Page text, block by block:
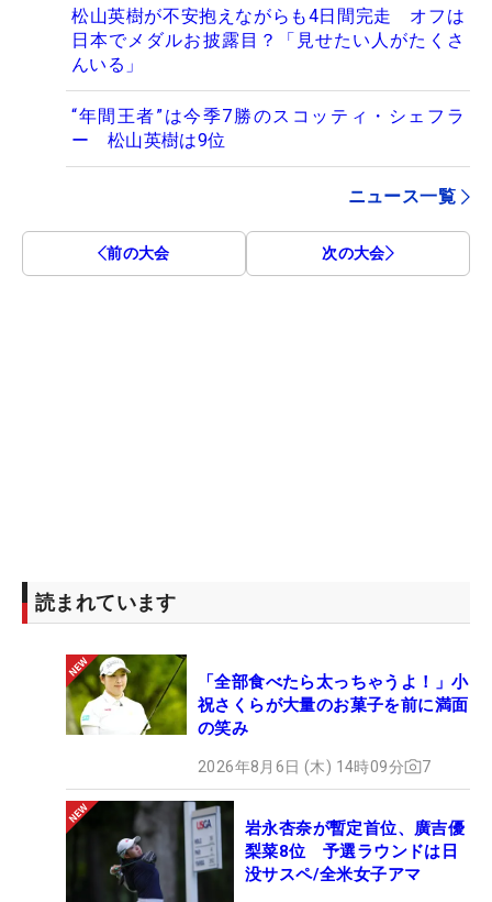
松山英樹が不安抱えながらも4日間完走 オフは
日本でメダルお披露目？「見せたい人がたくさ
んいる」
“年間王者”は今季7勝のスコッティ・シェフラ
ー 松山英樹は9位
ニュース一覧
前の大会 次の大会
読まれています
「全部食べたら太っちゃうよ！」小
祝さくらが大量のお菓子を前に満面
の笑み
2026年8月6日 (木) 14時09分 7
岩永杏奈が暫定首位、廣吉優
梨菜8位 予選ラウンドは日
没サスペ/全米女子アマ